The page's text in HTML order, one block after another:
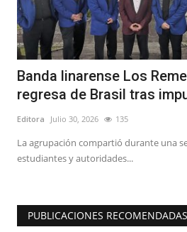
Banda linarense Los
regresa de Brasil tras
Editora Julio 30, 2026 135
La agrupación compartió durante una
estudiantes y autoridades...
PUBLICACIONES RECOMENDADAS